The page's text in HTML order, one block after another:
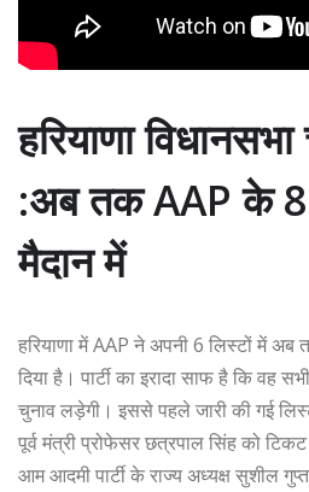
हरियाणा
:अब तक AAP के
मैदान में
हरियाणा में AAP ने अपनी 6 लिस्टों में अब
दिया है। पार्टी का इरादा साफ है कि वह
चुनाव लड़ेगी। इससे पहले जारी की गई
पूर्व मंत्री प्रोफेसर छत्रपाल सिंह को
आम आदमी पार्टी के राज्य अध्यक्ष सुशील